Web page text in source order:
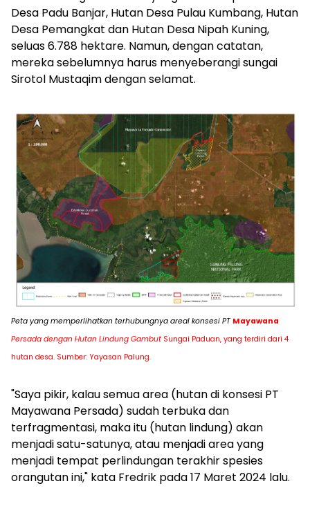
Desa Padu Banjar, Hutan Desa Pulau Kumbang, Hutan
Desa Pemangkat dan Hutan Desa Nipah Kuning,
seluas 6.788 hektare. Namun, dengan catatan,
mereka sebelumnya harus menyeberangi sungai
Sirotol Mustaqim dengan selamat.
Peta yang memperlihatkan terhubungnya areal konsesi PT Mayawana
Persada dengan Hutan Lindung Gambut Sungai Paduan, yang terdiri dari 4
hutan desa. Sumber: Yayasan Palung.
"Saya pikir, kalau semua area (hutan di konsesi PT
Mayawana Persada) sudah terbuka dan
terfragmentasi, maka itu (hutan lindung) akan
menjadi satu-satunya, atau menjadi area yang
menjadi tempat perlindungan terakhir spesies
orangutan ini," kata Fredrik pada 17 Maret 2024 lalu.